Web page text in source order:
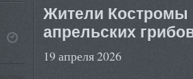
Жители Костромы
апрельских
19 апреля 2026